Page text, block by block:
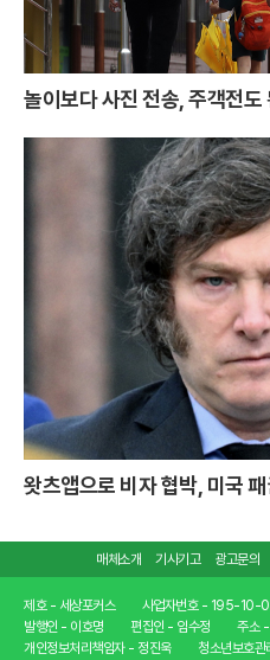
놀이보다 사진 전송, 주객전도
왓츠앱으로 비자 협박, 미국
매체소개 기사기고 광고문의
제호 - 세상포커스 사업자번호 - 195-10-
발행인 - 이호명
편집인 - 임수정
주소
개인정보처리책임자 - 정진욱
청소년보호